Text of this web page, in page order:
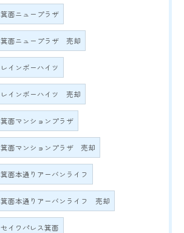
箕面ニュープラザ
箕面ニュープラザ 売却
レインボーハイツ
レインボーハイツ 売却
箕面マンションプラザ
箕面マンションプラザ 売却
箕面本通りアーバンライフ
箕面本通りアーバンライフ 売却
セイワパレス箕面